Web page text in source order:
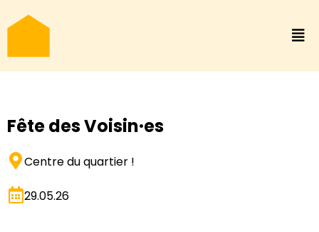
Fête des Voisin·es
Centre du quartier !
29.05.26